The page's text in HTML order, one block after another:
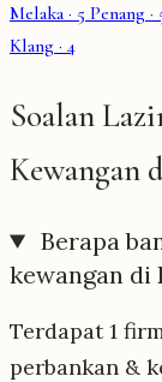
Melaka· 5 Penang ·
Klang · 4
Soalan
Kewangan
Berapa
kewangan di
Terdapat 1
perbankan &